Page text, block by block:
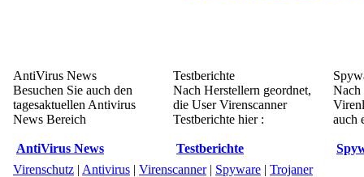
AntiVirus News
Besuchen Sie auch den
tagesaktuellen Antivirus
News Bereich
AntiVirus News
Testberichte
Nach Herstellern geordnet,
die User Virenscanner
Testberichte hier :
Testberichte
Nach
auch
Virenschutz | Antivirus | Virenscanner| Spyware | Trojaner